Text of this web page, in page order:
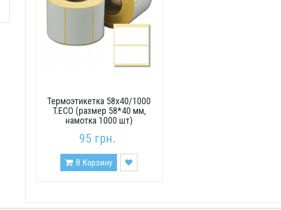
Термоэтикетка 58х40/1000
T.ECO (размер 58*40 мм,
намотка 1000 шт)
95 грн.
В Корзину